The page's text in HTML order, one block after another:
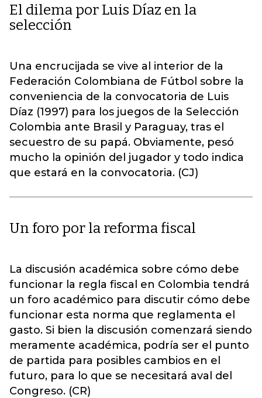
El dilema por Luis Díaz en la
selección
Una encrucijada se vive al interior de la
Federación Colombiana de Fútbol sobre la
conveniencia de la convocatoria de Luis
Díaz (1997) para los juegos de la Selección
Colombia ante Brasil y Paraguay, tras el
secuestro de su papá. Obviamente, pesó
mucho la opinión del jugador y todo indica
que estará en la convocatoria. (CJ)
Un foro por la reforma fiscal
La discusión académica sobre cómo debe
funcionar la regla fiscal en Colombia tendrá
un foro académico para discutir cómo debe
funcionar esta norma que reglamenta el
gasto. Si bien la discusión comenzará siendo
meramente académica, podría ser el punto
de partida para posibles cambios en el
futuro, para lo que se necesitará aval del
Congreso. (CR)